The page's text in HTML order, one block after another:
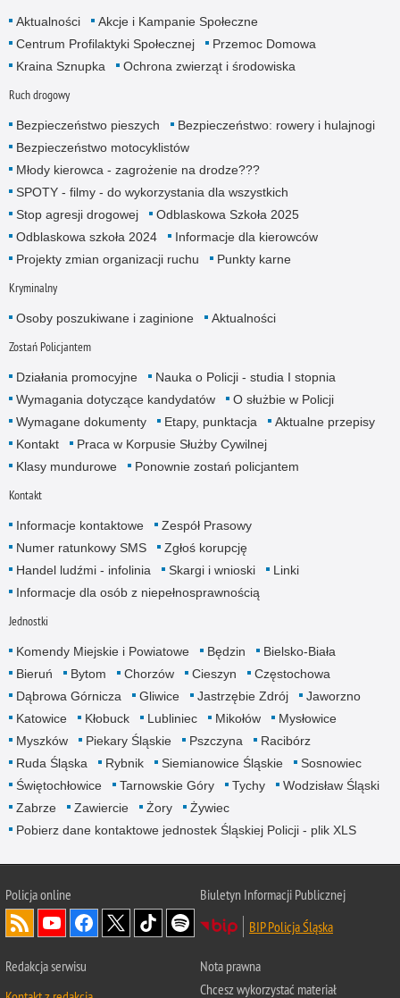
Aktualności
Akcje i Kampanie Społeczne
Centrum Profilaktyki Społecznej
Przemoc Domowa
Kraina Sznupka
Ochrona zwierząt i środowiska
Ruch drogowy
Bezpieczeństwo pieszych
Bezpieczeństwo: rowery i hulajnogi
Bezpieczeństwo motocyklistów
Młody kierowca - zagrożenie na drodze???
SPOTY - filmy - do wykorzystania dla wszystkich
Stop agresji drogowej
Odblaskowa Szkoła 2025
Odblaskowa szkoła 2024
Informacje dla kierowców
Projekty zmian organizacji ruchu
Punkty karne
Kryminalny
Osoby poszukiwane i zaginione Aktualności
Zostań Policjantem
Działania promocyjne
Nauka o Policji - studia I stopnia
Wymagania dotyczące kandydatów
O służbie w Policji
Wymagane dokumenty
Etapy, punktacja
Aktualne przepisy
Kontakt
Praca w Korpusie Służby Cywilnej
Klasy mundurowe
Ponownie zostań policjantem
Kontakt
Informacje kontaktowe
Zespół Prasowy
Numer ratunkowy SMS
Zgłoś korupcję
Handel ludźmi - infolinia
Skargi i wnioski
Linki
Informacje dla osób z niepełnosprawnością
Jednostki
Komendy Miejskie i Powiatowe Będzin
Bielsko-Biała
Bieruń
Bytom Chorzów Cieszyn
Częstochowa
Dąbrowa Górnicza
Gliwice Jastrzębie Zdrój
Jaworzno
Katowice
Kłobuck Lubliniec Mikołów
Mysłowice
Myszków
Piekary Śląskie Pszczyna
Racibórz
Ruda Śląska
Rybnik Siemianowice Śląskie
Sosnowiec
Świętochłowice
Tarnowskie Góry Tychy
Wodzisław Śląski
Zabrze
Zawiercie Żory
Żywiec
Pobierz dane kontaktowe jednostek Śląskiej Policji - plik XLS
Policja online
Biuletyn Informacji Publicznej
BIP Policja Śląska
Redakcja serwisu
Nota prawna
Chcesz wykorzystać materiał